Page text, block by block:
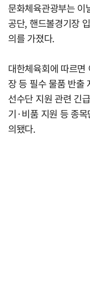
문화체육관광부는
공단, 핸드볼경기장
의를 가졌다.
대한체육회에 따르
장 등 필수 물품 반출
선수단 지원 관련 긴
기·비품 지원 등 종
의됐다.